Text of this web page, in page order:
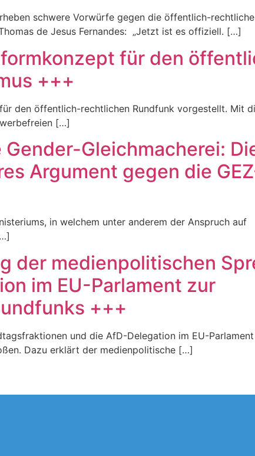
schwere Vorwürfe gegen die öffentlich-rechtliche
de Jesus Fernandes: „Jetzt ist es offiziell. […]
für den
+++
den öffentlich-rechtlichen Rundfunk vorgestellt. Mit
[…]
Gleichmacherei:
Argument gegen die
in welchem unter anderem der Anspruch auf
der medienpolitischen
im EU-Parlament zur
+++
und die AfD-Delegation im EU-
Dazu erklärt der medienpolitische […]